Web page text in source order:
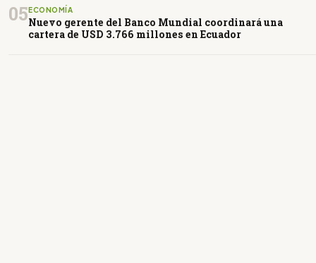
05 ECONOMÍA
Nuevo gerente del Banco Mundial coordinará una
cartera de USD 3.766 millones en Ecuador